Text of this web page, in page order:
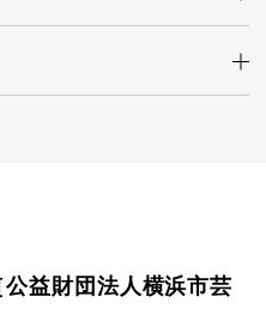
益財団法人横浜市芸